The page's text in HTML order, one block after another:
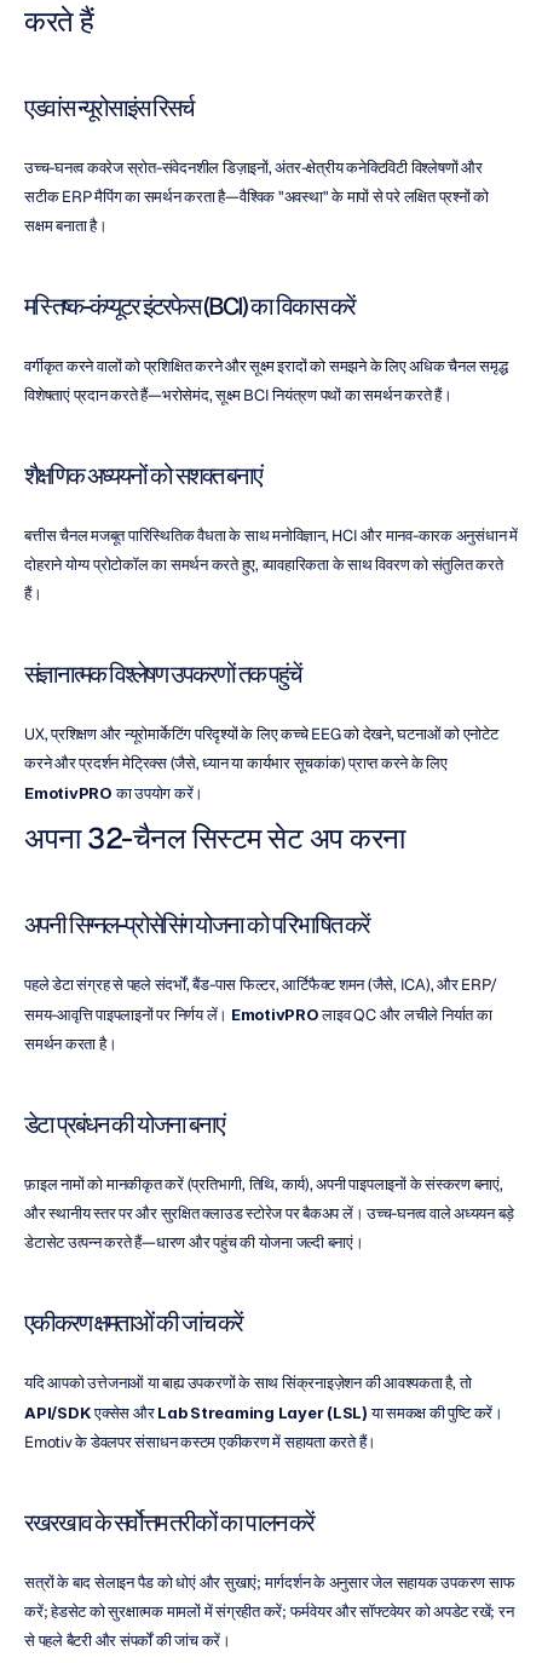
करते हैं
एडवांस न्यूरोसाइंस रिसर्च
उच्च-घनत्व कवरेज स्रोत-संवेदनशील डिज़ाइनों, अंतर-क्षेत्रीय कनेक्टिविटी विश्लेषणों और
सटीक ERP मैपिंग का समर्थन करता है—वैश्विक "अवस्था" के मापों से परे लक्षित प्रश्नों को
सक्षम बनाता है।
मस्तिष्क-कंप्यूटर इंटरफेस (BCI) का विकास करें
वर्गीकृत करने वालों को प्रशिक्षित करने और सूक्ष्म इरादों को समझने के लिए अधिक चैनल समृद्ध
विशेषताएं प्रदान करते हैं—भरोसेमंद, सूक्ष्म BCI नियंत्रण पथों का समर्थन करते हैं।
शैक्षणिक अध्ययनों को सशक्त बनाएं
बत्तीस चैनल मजबूत पारिस्थितिक वैधता के साथ मनोविज्ञान, HCI और मानव-कारक अनुसंधान में
दोहराने योग्य प्रोटोकॉल का समर्थन करते हुए, व्यावहारिकता के साथ विवरण को संतुलित करते
हैं।
संज्ञानात्मक विश्लेषण उपकरणों तक पहुंचें
UX, प्रशिक्षण और न्यूरोमार्केटिंग परिदृश्यों के लिए कच्चे EEG को देखने, घटनाओं को एनोटेट
करने और प्रदर्शन मेट्रिक्स (जैसे, ध्यान या कार्यभार सूचकांक) प्राप्त करने के लिए
EmotivPRO का उपयोग करें।
अपना 32-चैनल सिस्टम सेट अप करना
अपनी सिग्नल-प्रोसेसिंग योजना को परिभाषित करें
पहले डेटा संग्रह से पहले संदर्भों, बैंड-पास फिल्टर, आर्टिफैक्ट शमन (जैसे, ICA), और ERP/
समय-आवृत्ति पाइपलाइनों पर निर्णय लें। EmotivPRO लाइव QC और लचीले निर्यात का
समर्थन करता है।
डेटा प्रबंधन की योजना बनाएं
फ़ाइल नामों को मानकीकृत करें (प्रतिभागी, तिथि, कार्य), अपनी पाइपलाइनों के संस्करण बनाएं,
और स्थानीय स्तर पर और सुरक्षित क्लाउड स्टोरेज पर बैकअप लें। उच्च-घनत्व वाले अध्ययन बड़े
डेटासेट उत्पन्न करते हैं—धारण और पहुंच की योजना जल्दी बनाएं।
एकीकरण क्षमताओं की जांच करें
यदि आपको उत्तेजनाओं या बाह्य उपकरणों के साथ सिंक्रनाइज़ेशन की आवश्यकता है, तो
API/SDK एक्सेस और Lab Streaming Layer (LSL) या समकक्ष की पुष्टि करें।
Emotiv के डेवलपर संसाधन कस्टम एकीकरण में सहायता करते हैं।
रखरखाव के सर्वोत्तम तरीकों का पालन करें
सत्रों के बाद सेलाइन पैड को धोएं और सुखाएं; मार्गदर्शन के अनुसार जेल सहायक उपकरण साफ
करें; हेडसेट को सुरक्षात्मक मामलों में संग्रहीत करें; फर्मवेयर और सॉफ्टवेयर को अपडेट रखें; रन
से पहले बैटरी और संपर्कों की जांच करें।